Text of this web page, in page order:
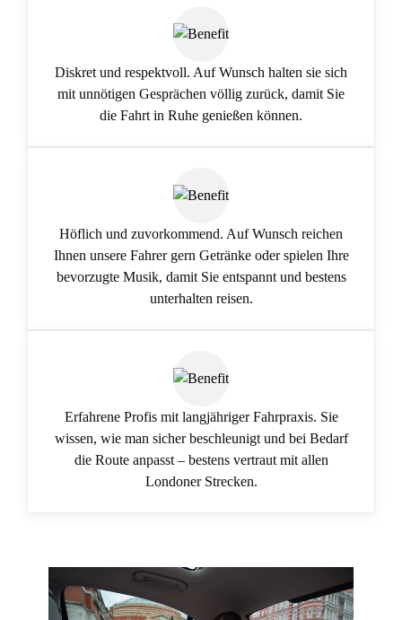
Diskret und respektvoll. Auf Wunsch halten sie sich
mit unnötigen Gesprächen völlig zurück, damit Sie
die Fahrt in Ruhe genießen können.
Höflich und zuvorkommend. Auf Wunsch reichen
Ihnen unsere Fahrer gern Getränke oder spielen Ihre
bevorzugte Musik, damit Sie entspannt und bestens
unterhalten reisen.
Erfahrene Profis mit langjähriger Fahrpraxis. Sie
wissen, wie man sicher beschleunigt und bei Bedarf
die Route anpasst – bestens vertraut mit allen
Londoner Strecken.